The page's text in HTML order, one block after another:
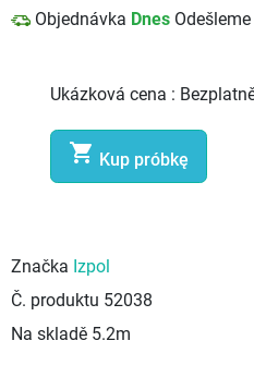
Objednávka Dnes
Ukázková cena :
 Kup próbkę
Značka Izpol
Č. produktu 52038
Na skladě 5.2m